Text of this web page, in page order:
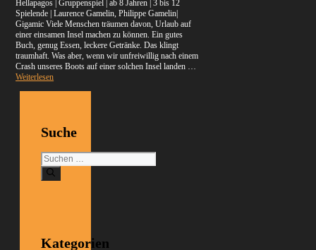
Hellapagos | Gruppenspiel | ab 8 Jahren | 3 bis 12
Spielende | Laurence Gamelin, Philippe Gamelin|
Gigamic Viele Menschen träumen davon, Urlaub auf
einer einsamen Insel machen zu können. Ein gutes
Buch, genug Essen, leckere Getränke. Das klingt
traumhaft. Was aber, wenn wir unfreiwillig nach einem
Crash unseres Boots auf einer solchen Insel landen …
Weiterlesen
Suche
Suchen
nach:
Kategorien